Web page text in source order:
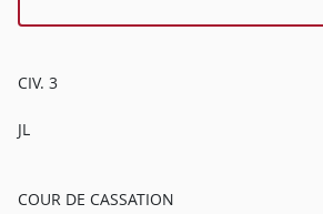
CIV. 3
JL
COUR DE CASSATION